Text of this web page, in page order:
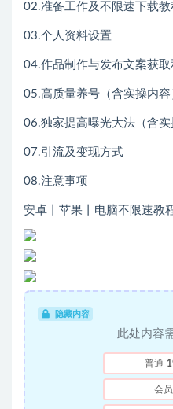
02.准备工作及不限速下载
03.个人资料设置
04.作品制作与发布文案获取
05.高质量养号（含实操内容
06.独家提高曝光大法（含实
07.引流及变现方式
08.注意事项
安卓丨苹果丨电脑不限速教
隐藏内容
此处内容
普通
会员